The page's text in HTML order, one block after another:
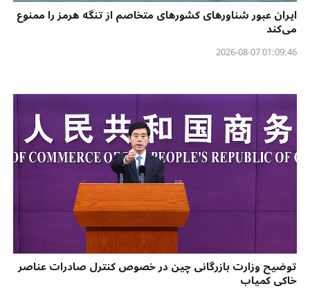
ایران عبور شناورهای کشورهای متخاصم از تنگه هرمز را ممنوع
می‌کند
01:09:46 2026-08-07
توضیح وزارت بازرگانی چین در خصوص کنترل صادرات عناصر
خاکی کمیاب